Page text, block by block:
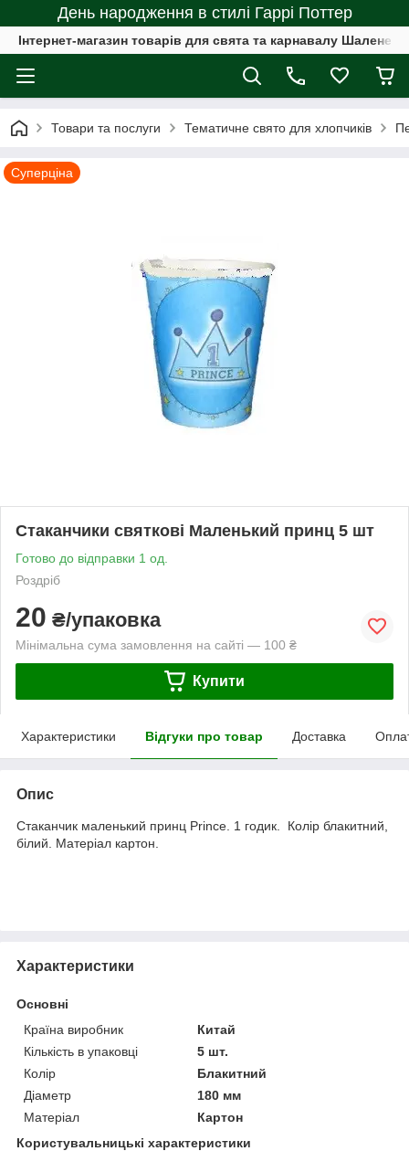
День народження в стилі Гаррі Поттер
Інтернет-магазин товарів для свята та карнавалу Шалене
Товари та послуги Тематичне свято для хлопчиків
Суперціна
Стаканчики святкові Маленький принц 5 шт
Готово до відправки 1 од.
Роздріб
20 ₴/упаковка
Мінімальна сума замовлення на сайті — 100 ₴
Купити
Характеристики Відгуки про товар Доставка
Опис
Стаканчик маленький принц Prince. 1 годик. Колір блакитний,
білий. Матеріал картон.
Характеристики
Основні
Країна виробник
Китай
Кількість в упаковці
5 шт.
Колір
Блакитний
Діаметр
180 мм
Матеріал
Картон
Користувальницькі характеристики